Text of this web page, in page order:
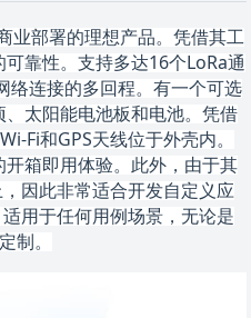
业部署的理想产品。凭借其工
靠性。支持多达16个LoRa通
络连接的多回程。有一个可选
太阳能电池板和电池。凭借
Fi和GPS天线位于外壳内。
箱即用体验。此外，由于其
因此非常适合开发自定义应
用于任何用例场景，无论是
制。